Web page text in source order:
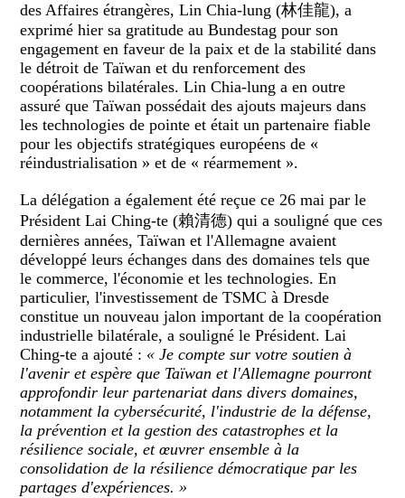
des Affaires étrangères, Lin Chia-lung (林佳龍), a
exprimé hier sa gratitude au Bundestag pour son
engagement en faveur de la paix et de la stabilité dans
le détroit de Taïwan et du renforcement des
coopérations bilatérales. Lin Chia-lung a en outre
assuré que Taïwan possédait des ajouts majeurs dans
les technologies de pointe et était un partenaire fiable
pour les objectifs stratégiques européens de «
réindustrialisation » et de « réarmement ».
La délégation a également été reçuece 26 mai par le
Président Lai Ching-te (賴清德) qui a souligné que ces
dernières années, Taïwan et l'Allemagne avaient
développé leurs échanges dans des domaines tels que
le commerce, l'économie et les technologies. En
particulier, l'investissement de TSMC à Dresde
constitue un nouveau jalon important de la coopération
industrielle bilatérale, a souligné le Président. Lai
Ching-te a ajouté : « Je compte sur votre soutien à
l'avenir et espère que Taïwan et l'Allemagne pourront
approfondir leur partenariat dans divers domaines,
notamment la cybersécurité, l'industrie de la défense,
la prévention et la gestion des catastrophes et la
résilience sociale, et œuvrer ensemble à la
consolidation de la résilience démocratique par les
partages d'expériences. »